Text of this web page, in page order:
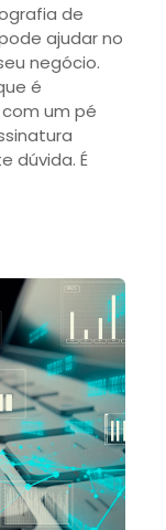
de
ajudar no
negócio.
é
um pé
dúvida. É